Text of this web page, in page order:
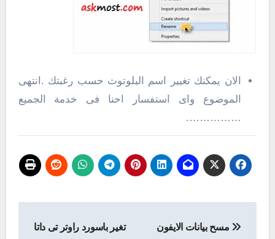
الان يمكنك تغيير اسم البلوتوث حسب رغبتك .انتهى
الموضوع واى استفسار احنا فى خدمة الجميع
…………….
مسح بيانات الايفون تغير باسورد راوتر تى داتا